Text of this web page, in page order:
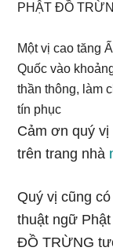
PHẬT ĐỒ
Một vị cao tăng
Quốc vào
thần thông, làm
tín phục
Cảm ơn quý
trên trang nhà
Quý vị cũng
thuật ngữ
ĐỒ TRỪNG